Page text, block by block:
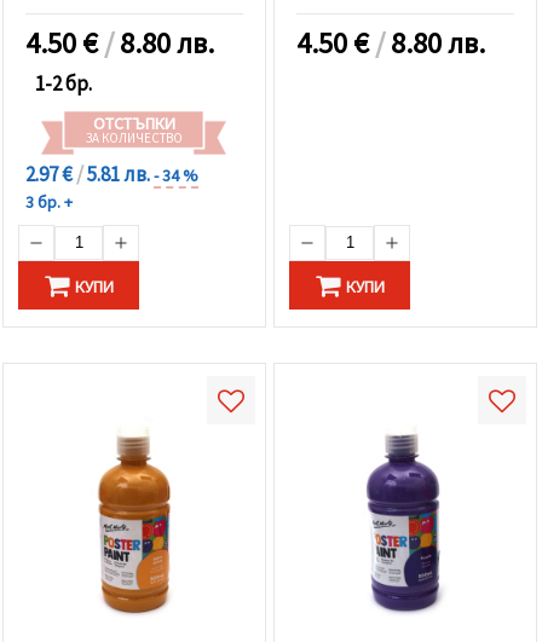
4.50€/8.80 лв.
1-2 бр.
ОТСТЪПКИ
ЗА КОЛИЧЕСТВО
2.97 €/5.81 лв.- 34 %
3 бр. +
КУПИ
4.50€/8.80 лв.
КУПИ